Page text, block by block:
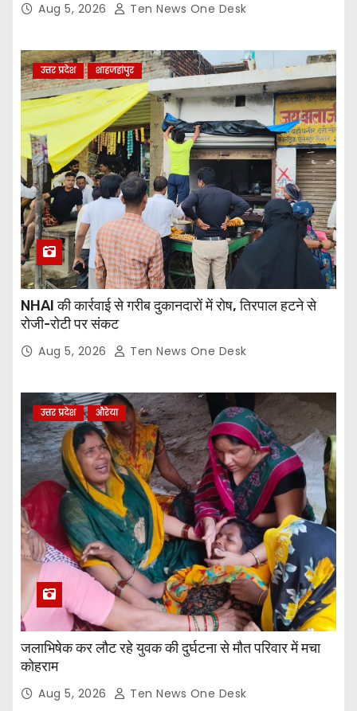
Aug 5, 2026 Ten News One Desk
उत्तर प्रदेश शाहजहांपुर
NHAI की कार्रवाई से गरीब दुकानदारों में रोष, तिरपाल हटने से
रोजी-रोटी पर संकट
Aug 5, 2026 Ten News One Desk
उत्तर प्रदेश औरेया
जलाभिषेक कर लौट रहे युवक की दुर्घटना से मौत परिवार में मचा
कोहराम
Aug 5, 2026 Ten News One Desk